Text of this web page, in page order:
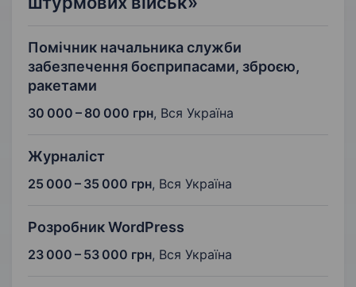
Помічник начальника служби
забезпечення боєприпасами, зброєю,
ракетами
30 000 – 80 000 грн, Вся Україна
Журналіст
25 000 – 35 000 грн, Вся Україна
Розробник WordPress
23 000 – 53 000 грн, Вся Україна